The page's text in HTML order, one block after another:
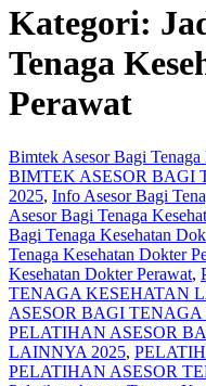
Kategori:
Tenaga
Perawat
Bimtek Asesor Bagi
BIMTEK ASESOR BAGI
2025, Info Asesor Bagi
Asesor Bagi Tenaga
Bagi Tenaga Kesehatan
Tenaga Kesehatan Dokter
Kesehatan Dokter Perawat,
TENAGA KESEHATAN
ASESOR BAGI
PELATIHAN ASESOR
LAINNYA 2025,
PELATIHAN ASESOR